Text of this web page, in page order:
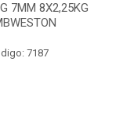
7MM 8X2,25KG
7187